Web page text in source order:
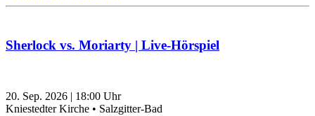
Sherlock vs. Moriarty | Live-Hörspiel
20. Sep. 2026 | 18:00 Uhr
Kniestedter Kirche • Salzgitter-Bad